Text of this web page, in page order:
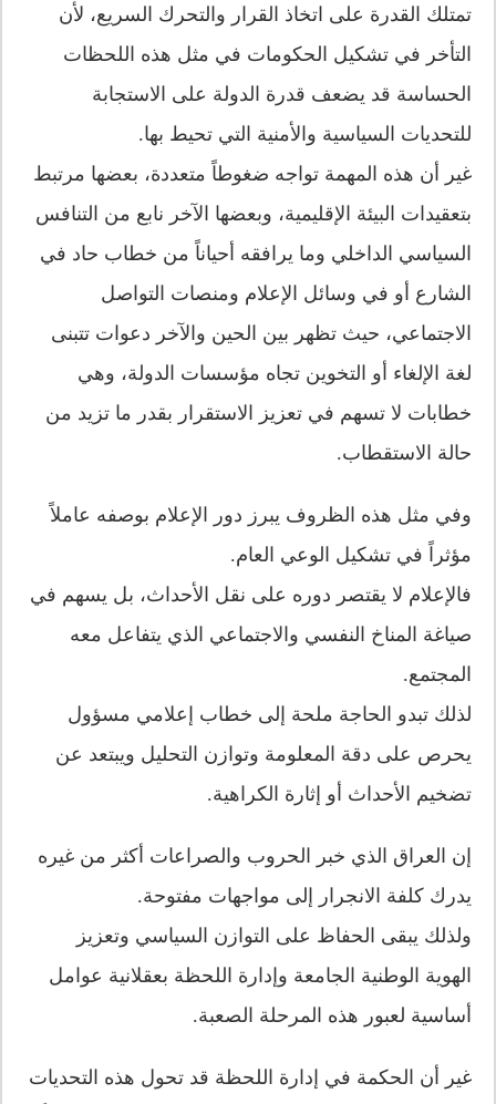
تمتلك القدرة على اتخاذ القرار والتحرك السريع، لأن
التأخر في تشكيل الحكومات في مثل هذه اللحظات
الحساسة قد يضعف قدرة الدولة على الاستجابة
للتحديات السياسية والأمنية التي تحيط بها.
غير أن هذه المهمة تواجه ضغوطاً متعددة، بعضها مرتبط
بتعقيدات البيئة الإقليمية، وبعضها الآخر نابع من التنافس
السياسي الداخلي وما يرافقه أحياناً من خطاب حاد في
الشارع أو في وسائل الإعلام ومنصات التواصل
الاجتماعي، حيث تظهر بين الحين والآخر دعوات تتبنى
لغة الإلغاء أو التخوين تجاه مؤسسات الدولة، وهي
خطابات لا تسهم في تعزيز الاستقرار بقدر ما تزيد من
حالة الاستقطاب.
وفي مثل هذه الظروف يبرز دور الإعلام بوصفه عاملاً
مؤثراً في تشكيل الوعي العام.
فالإعلام لا يقتصر دوره على نقل الأحداث، بل يسهم في
صياغة المناخ النفسي والاجتماعي الذي يتفاعل معه
المجتمع.
لذلك تبدو الحاجة ملحة إلى خطاب إعلامي مسؤول
يحرص على دقة المعلومة وتوازن التحليل ويبتعد عن
تضخيم الأحداث أو إثارة الكراهية.
إن العراق الذي خبر الحروب والصراعات أكثر من غيره
يدرك كلفة الانجرار إلى مواجهات مفتوحة.
ولذلك يبقى الحفاظ على التوازن السياسي وتعزيز
الهوية الوطنية الجامعة وإدارة اللحظة بعقلانية عوامل
أساسية لعبور هذه المرحلة الصعبة.
غير أن الحكمة في إدارة اللحظة قد تحول هذه التحديات